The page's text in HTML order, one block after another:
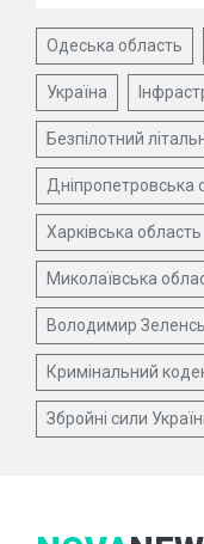
Одеська область
Україна
Безпілотний
Дніпропетровська
Харківська область
Миколаївська
Володимир
Кримінальний
Збройні сили